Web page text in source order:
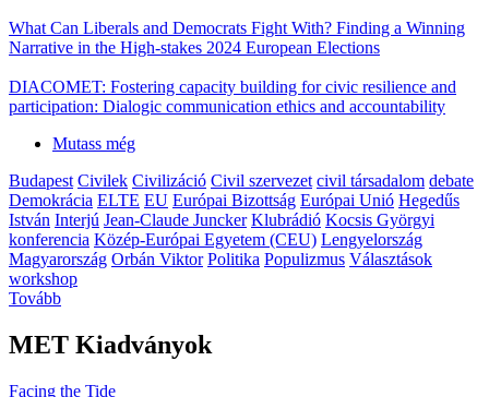
What Can Liberals and Democrats Fight With? Finding a Winning
Narrative in the High-stakes 2024 European Elections
DIACOMET: Fostering capacity building for civic resilience and
participation: Dialogic communication ethics and accountability
Mutass még
Budapest Civilek Civilizáció Civil szervezet civil társadalom debate
Demokrácia ELTE EU Európai Bizottság Európai Unió Hegedűs
István Interjú Jean-Claude Juncker Klubrádió Kocsis Györgyi
konferencia Közép-Európai Egyetem (CEU) Lengyelország
Magyarország Orbán Viktor Politika Populizmus Választások
workshop
Tovább
MET Kiadványok
Facing the Tide